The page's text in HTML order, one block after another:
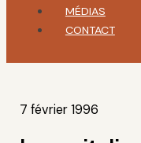
MÉDIAS
CONTACT
7 février 1996